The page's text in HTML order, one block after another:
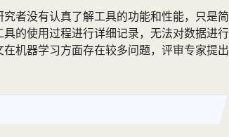
者没有认真了解工具的功能和性能，只是简
的使用过程进行详细记录，无法对数据进行
机器学习方面存在较多问题，评审专家提出